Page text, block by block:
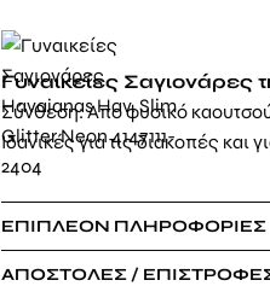
Γυναικείες Σαγιονάρες
Σύνθεση: Απο φυσικό
Ιδανικές για τις διακοπές και
ΕΠΙΠΛΈΟΝ ΠΛΗΡΟΦΟΡΊΕΣ
ΑΠΟΣΤΟΛΈΣ /